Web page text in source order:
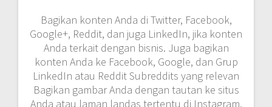
Bagikan konten Anda di Twitter, Facebook,
Google+, Reddit, dan juga LinkedIn, jika konten
Anda terkait dengan bisnis. Juga bagikan
konten Anda ke Facebook, Google, dan Grup
LinkedIn atau Reddit Subreddits yang relevan
Bagikan gambar Anda dengan tautan ke situs
Anda atau laman landas tertentu di Instagram,